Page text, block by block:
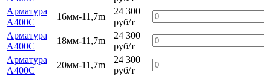
Арматура
А400С
16мм-11,7m
24 300
руб/т
Арматура
А400С
18мм-11,7m
24 300
руб/т
Арматура
А400С
20мм-11,7m
24 300
руб/т